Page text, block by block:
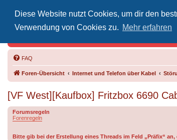
Diese Website nutzt Cookies, um dir den
Verwendung von Cookies zu. Mehr erfahren
FAQ
Foren-Übersicht Internet und Telefon über Kabel
[VF West][Kaufbox] Fritzbox 6690
Forumsregeln
Forenregeln
Bitte gib bei der Erstellung eines Threads im Feld „Präfix“